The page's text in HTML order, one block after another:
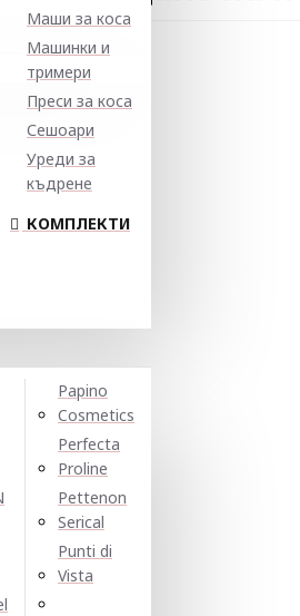
Маши за коса
Машинки и
тримери
Преси за коса
Сешоари
Уреди за
къдрене
КОМПЛЕКТИ
Papino
Cosmetics
Perfecta
Proline
Pettenon
Serical
Punti di
Vista